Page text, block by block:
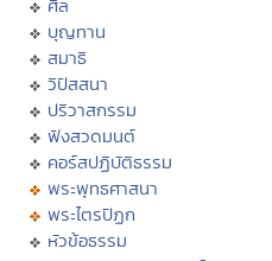
ศีล
บุญทาน
สมาธิ
วิปัสสนา
ปริวาสกรรม
ฟังสวดมนต์
คอร์สปฏิบัติธรรม
พระพุทธศาสนา
พระไตรปิฏก
หัวข้อธรรม